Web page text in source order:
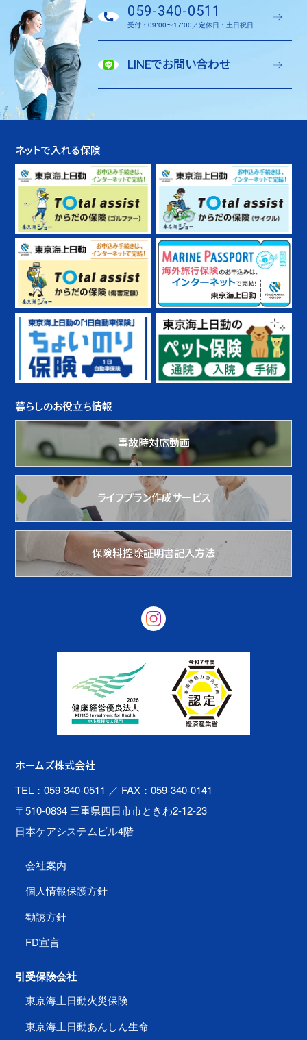
059-340-0511
受付：09:00〜17:00／定休日：土日祝日
LINEでお問い合わせ
ネットで入れる保険
暮らしのお役立ち情報
事故時対応動画
ライフプラン作成サービス
保険料控除証明書記入方法
ホームズ株式会社
TEL：059-340-0511 ／ FAX：059-340-0141
〒510-0834 三重県四日市市ときわ2-12-23
日本ケアシステムビル4階
会社案内
個人情報保護方針
勧誘方針
FD宣言
引受保険会社
東京海上日動火災保険
東京海上日動あんしん生命